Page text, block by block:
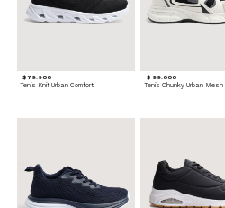
$ 79.900
Tenis Knit Urban Comfort
$ 99.000
Tenis Chunky Urban Mesh